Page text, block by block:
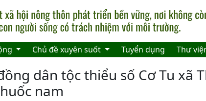
Chủ đề xuyên suốt Tuyển dụng Thư
dân tộc thiểu số Cơ Tu xã
nam